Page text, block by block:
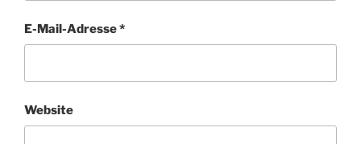
E-Mail-Adresse*
Website